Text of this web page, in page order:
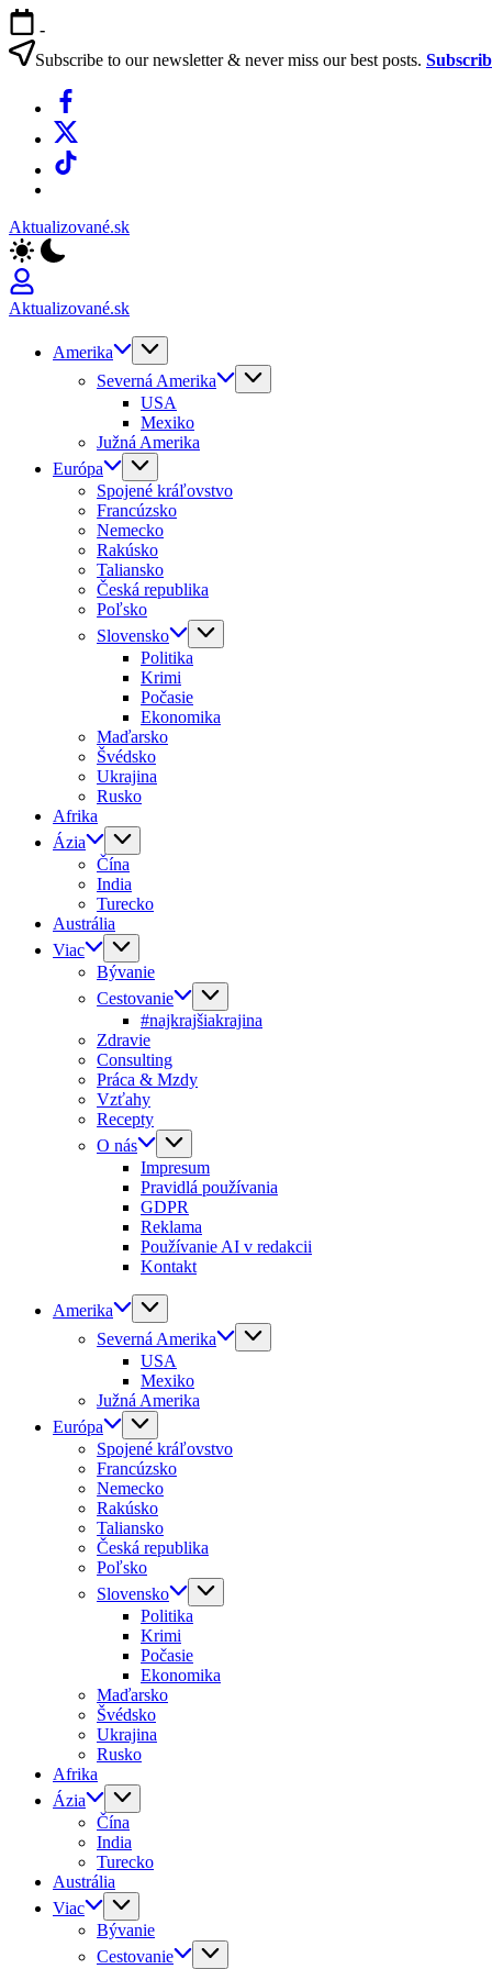
Skip
to
content
-
Subscribe to our newsletter & never miss our best posts.
Facebook
X
TikTok
Aktualizované.sk
Aktualizované.sk
Amerika
Severná Amerika
USA
Mexiko
Južná Amerika
Európa
Spojené kráľovstvo
Francúzsko
Nemecko
Rakúsko
Taliansko
Česká republika
Poľsko
Slovensko
Politika
Krimi
Počasie
Ekonomika
Maďarsko
Švédsko
Ukrajina
Rusko
Afrika
Ázia
Čína
India
Turecko
Austrália
Viac
Bývanie
Cestovanie
#najkrajšiakrajina
Zdravie
Consulting
Práca & Mzdy
Vzťahy
Recepty
O nás
Impresum
Pravidlá používania
GDPR
Reklama
Používanie AI v redakcii
Kontakt
Amerika
Severná Amerika
USA
Mexiko
Južná Amerika
Európa
Spojené kráľovstvo
Francúzsko
Nemecko
Rakúsko
Taliansko
Česká republika
Poľsko
Slovensko
Politika
Krimi
Počasie
Ekonomika
Maďarsko
Švédsko
Ukrajina
Rusko
Afrika
Ázia
Čína
India
Turecko
Austrália
Viac
Bývanie
Cestovanie